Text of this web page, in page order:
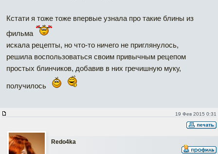
Кстати я тоже тоже впервые узнала про такие блины из
фильма
искала рецепты, но что-то ничего не приглянулось,
решила воспользоваться своим привычным рецепом
простых блинчиков, добавив в них гречишную муку,
получилось
19 Фев 2015 0:31
Redo4ka